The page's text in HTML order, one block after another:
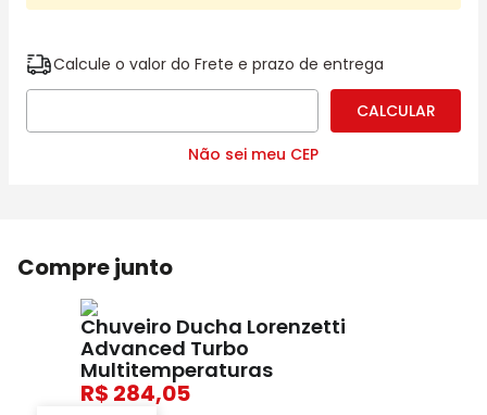
Calcule o valor do Frete e prazo de entrega
Não sei meu CEP
Compre junto
Chuveiro Ducha Lorenzetti
Advanced Turbo
Multitemperaturas
284,05